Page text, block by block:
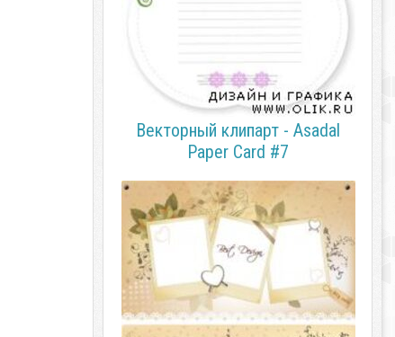
Векторный клипарт - Asadal
Paper Card #7